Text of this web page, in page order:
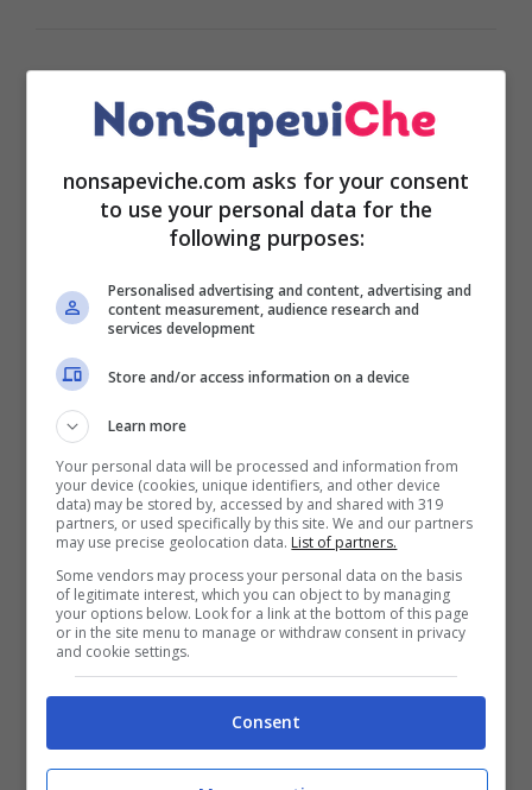
si aspettava: sarà l’inizio della fine?
Questo assistente è in grado di interagire con
grado di rispondere ai comandi vocali.Ma non
solo: una serie di sensori gli permettono di
muoversi tranquillamente in casa evitando
l’incontro con tavoli, sedie e complementi
d’arredo.
Sarà, inoltre, un buon antifurto: è in grado di
avvertire la nostra assenza in casa segnalando a
distanza l’eventuale presenza di individui
sospetti.Un prezioso aiutante nella vita di tutti i
giorni con un occhio alla privacy:proprio come
Echo, con un tasto sarà possibile disattivarlo.
Quanto costa e quando
arriverà
nonsapeviche.com asks for your consent
to use your personal data for the
following purposes:
Personalised advertising and content, advertising and
content measurement, audience research and
services development
Store and/or access information on a device
Learn more
Your personal data will be processed and information from
your device (cookies, unique identifiers, and other device
data) may be stored by, accessed by and shared with 319
partners, or used specifically by this site. We and our partners
may use precise geolocation data. List of partners.
Some vendors may process your personal data on the basis
of legitimate interest, which you can object to by managing
your options below. Look for a link at the bottom of this page
or in the site menu to manage or withdraw consent in privacy
and cookie settings.
Consent